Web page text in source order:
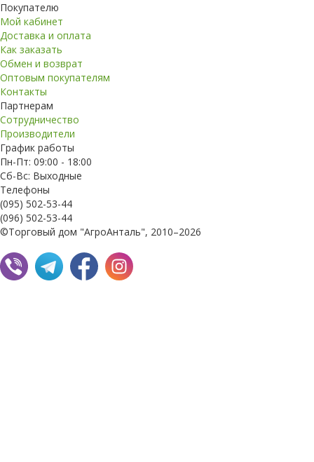
Покупателю
Мой кабинет
Доставка и оплата
Как заказать
Обмен и возврат
Оптовым покупателям
Контакты
Партнерам
Сотрудничество
Производители
График работы
Пн-Пт: 09:00 - 18:00
Сб-Вс: Выходные
Телефоны
(095) 502-53-44
(096) 502-53-44
©Торговый дом "АгроАнталь", 2010–2026